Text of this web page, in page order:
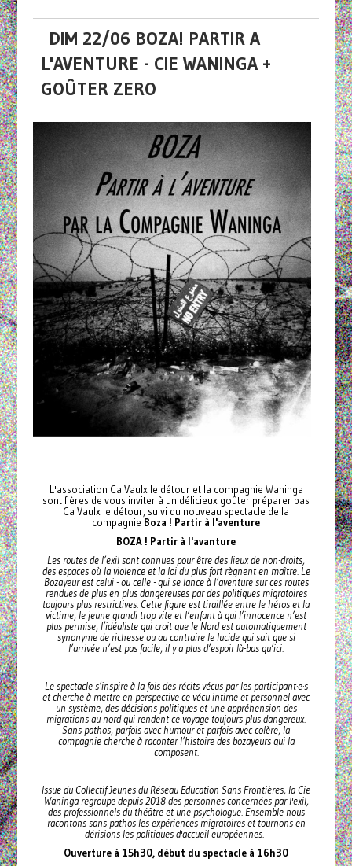
DIM 22/06 BOZA! PARTIR A
L'AVENTURE - CIE WANINGA +
GOÛTER ZERO
L'association Ca Vaulx le détour et la compagnie Waninga
sont fières de vous inviter à un délicieux goûter préparer pas
Ca Vaulx le détour, suivi du nouveau spectacle de la
compagnie Boza ! Partir à l'aventure
BOZA ! Partir à l'avanture
Les routes de l’exil sont connues pour être des lieux de non-droits,
des espaces où la violence et la loi du plus fort règnent en maître. Le
Bozayeur est celui - ou celle - qui se lance à l’aventure sur ces routes
rendues de plus en plus dangereuses par des politiques migratoires
toujours plus restrictives. Cette figure est tiraillée entre le héros et la
victime, le jeune grandi trop vite et l’enfant à qui l’innocence n’est
plus permise, l’idéaliste qui croit que le Nord est automatiquement
synonyme de richesse ou au contraire le lucide qui sait que si
l’arrivée n’est pas facile, il y a plus d’espoir là-bas qu’ici.
Le spectacle s’inspire à la fois des récits vécus par les participant·e·s
et cherche à mettre en perspective ce vécu intime et personnel avec
un système, des décisions politiques et une appréhension des
migrations au nord qui rendent ce voyage toujours plus dangereux.
Sans pathos, parfois avec humour et parfois avec colère, la
compagnie cherche à raconter l’histoire des bozayeurs qui la
composent.
Issue du Collectif Jeunes du Réseau Education Sans Frontières, la Cie
Waninga regroupe depuis 2018 des personnes concernées par l'exil,
des professionnels du théâtre et une psychologue. Ensemble nous
racontons sans pathos les expériences migratoires et tournons en
dérisions les politiques d'accueil européennes.
Ouverture à 15h30, début du spectacle à 16h30